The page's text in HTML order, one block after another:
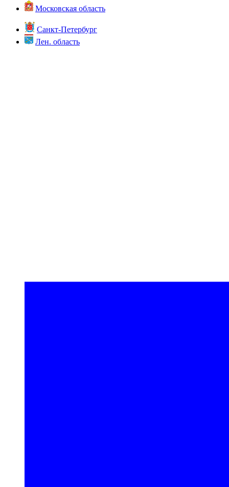
Московская область
Санкт-Петербург
Лен. область